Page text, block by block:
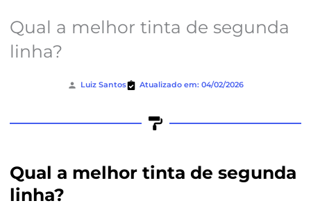
Qual a melhor tinta de segunda
linha?
Luiz Santos Atualizado em: 04/02/2026
Qual a melhor tinta de segunda
linha?